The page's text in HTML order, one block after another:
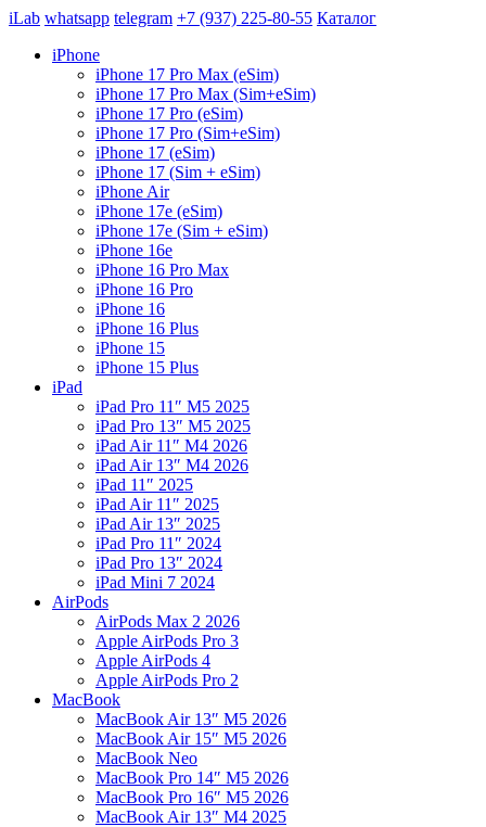
iLab whatsapp telegram +7 (937) 225-80-55 Каталог
iPhone
iPhone 17 Pro Max (eSim)
iPhone 17 Pro Max (Sim+eSim)
iPhone 17 Pro (eSim)
iPhone 17 Pro (Sim+eSim)
iPhone 17 (eSim)
iPhone 17 (Sim + eSim)
iPhone Air
iPhone 17e (eSim)
iPhone 17e (Sim + eSim)
iPhone 16e
iPhone 16 Pro Max
iPhone 16 Pro
iPhone 16
iPhone 16 Plus
iPhone 15
iPhone 15 Plus
iPad
iPad Pro 11″ M5 2025
iPad Pro 13″ M5 2025
iPad Air 11″ M4 2026
iPad Air 13″ M4 2026
iPad 11″ 2025
iPad Air 11″ 2025
iPad Air 13″ 2025
iPad Pro 11″ 2024
iPad Pro 13″ 2024
iPad Mini 7 2024
AirPods
AirPods Max 2 2026
Apple AirPods Pro 3
Apple AirPods 4
Apple AirPods Pro 2
MacBook
MacBook Air 13″ M5 2026
MacBook Air 15″ M5 2026
MacBook Neo
MacBook Pro 14″ M5 2026
MacBook Pro 16″ M5 2026
MacBook Air 13″ M4 2025